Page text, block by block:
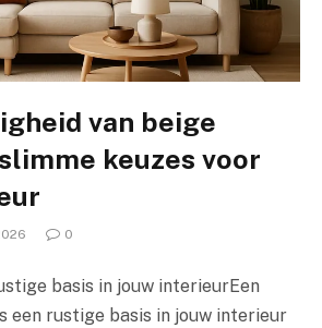
van beige
keuzes voor
0
basis in jouw interieurEen
een rustige basis in jouw interieur